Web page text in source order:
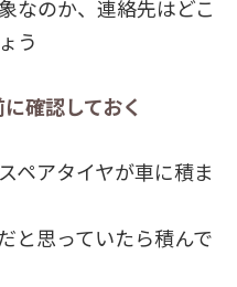
なのか、連絡先はどこ
う
確認しておく
ペアタイヤが車に積ま
と思っていたら積んで